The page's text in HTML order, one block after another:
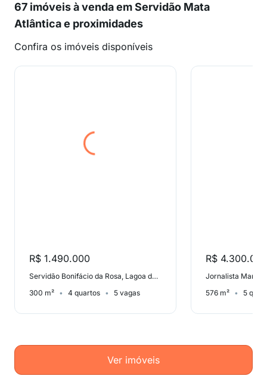
67 imóveis à venda em Servidão Mata
Atlântica e proximidades
Confira os imóveis disponíveis
R$ 1.490.000
Servidão Bonifácio da Rosa, Lagoa da Conceição
300 m²
4 quartos 5 vagas
R$ 4.300.000
576 m² 5
Ver imóveis